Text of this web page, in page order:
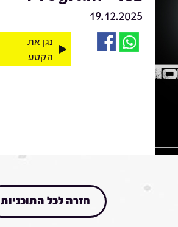
19.12.2025
נגן את
הקטע
חזרה לכל התוכניות